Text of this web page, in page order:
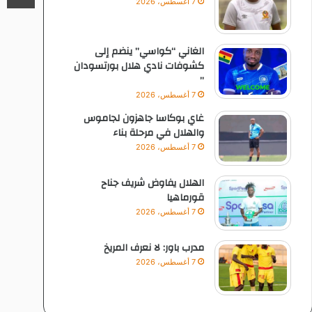
الغاني “كواسي” ينضم إلى
كشوفات نادي هلال بورتسودان
”
7 أغسطس، 2026
غاي بوكاسا جاهزون لجاموس
والهلال في مرحلة بناء
7 أغسطس، 2026
الهلال يفاوض شريف جناح
قورماهيا
7 أغسطس، 2026
مدرب باور: لا نعرف المريخ
7 أغسطس، 2026